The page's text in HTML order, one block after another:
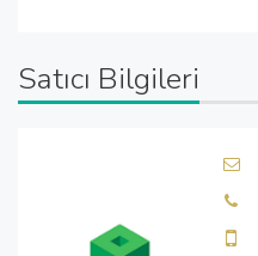
Satıcı Bilgileri